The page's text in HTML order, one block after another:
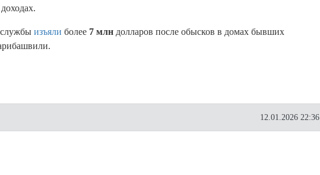
изъяли более 7 млн долларов после обысков в домах бывших
12.01.2026 22:36